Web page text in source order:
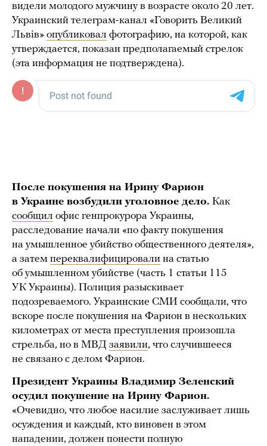
видели молодого мужчину в возрасте около 20 лет.
Украинский телеграм-канал «Говорить Великий
Львів» опубликовал фотографию, на которой, как
утверждается, показан предполагаемый стрелок
(эта информация не подтверждена).
После покушения на Ирину Фарион
в Украине возбудили уголовное дело. Как
сообщил офис генпрокурора Украины,
расследование начали «по факту покушения
на умышленное убийство общественного деятеля»,
а затем переквалифицировали на статью
об умышленном убийстве (часть 1 статьи 115
УК Украины). Полиция разыскивает
подозреваемого. Украинские СМИ сообщали, что
вскоре после покушения на Фарион в нескольких
километрах от места преступления произошла
стрельба, но в МВД заявили, что случившееся
не связано с делом Фарион.
Президент Украины Владимир Зеленский
осудил покушение на Ирину Фарион.
«Очевидно, что любое насилие заслуживает лишь
осуждения и каждый, кто виновен в этом
нападении, должен понести полную